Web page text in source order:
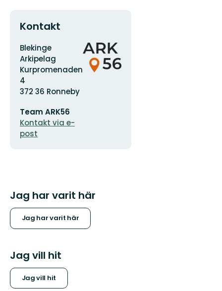
Kontakt
Adress
Blekinge
Arkipelag
Kurpromenaden
4
372 36 Ronneby
postadress
Team ARK56
Kontakt via e-
post
Organisationens
logotyp
Jag har varit här
Jag har varit här
Jag vill hit
Jag vill hit